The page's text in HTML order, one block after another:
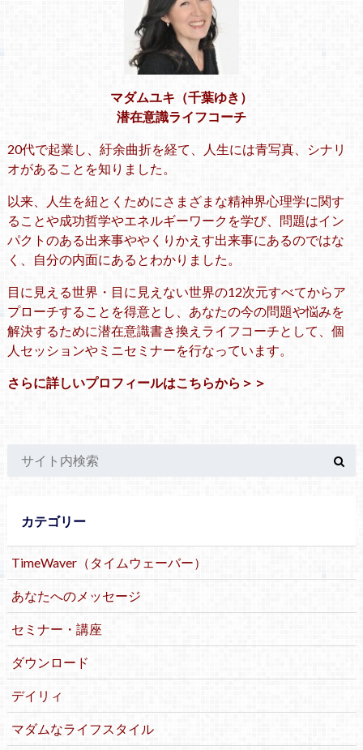
マダムユキ（千葉ゆき）
潜在意識ライフコーチ
20代で起業し、紆余曲折を経て、人生には青写真、シナリ
オがあることを知りました。
以来、人生を紐とくためにさまざまな精神界心理学に関す
ることや成功哲学やエネルギーワークを学び、問題はイン
パクトのある出来事ややくりかえす出来事にあるのではな
く、自分の内面にあるとわかりました。
目に見える世界・目に見えない世界の12次元すべてからア
プローチすることを得意とし、あなたの今の問題や悩みを
解決するために潜在意識書き換えライフコーチとして、個
人セッションやミニセミナーを行なっています。
さらに詳しいプロフィールはこちらから＞＞
カテゴリー
TimeWaver（タイムウェーバー）
あなたへのメッセージ
セミナー・講座
ダウンロード
デイリィ
マダムなライフスタイル